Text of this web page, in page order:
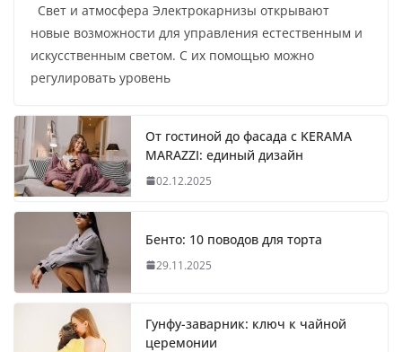
Свет и атмосфера Электрокарнизы открывают
новые возможности для управления естественным и
искусственным светом. С их помощью можно
регулировать уровень
От гостиной до фасада с KERAMA
MARAZZI: единый дизайн
02.12.2025
Бенто: 10 поводов для торта
29.11.2025
Гунфу-заварник: ключ к чайной
церемонии